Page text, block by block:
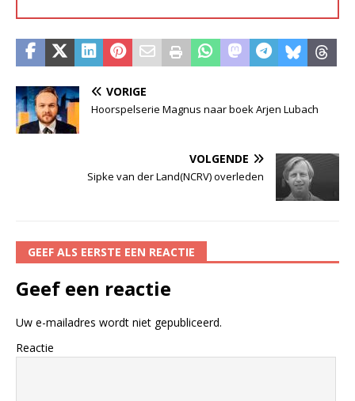
VORIGE
Hoorspelserie Magnus naar boek Arjen Lubach
VOLGENDE
Sipke van der Land(NCRV) overleden
GEEF ALS EERSTE EEN REACTIE
Geef een reactie
Uw e-mailadres wordt niet gepubliceerd.
Reactie